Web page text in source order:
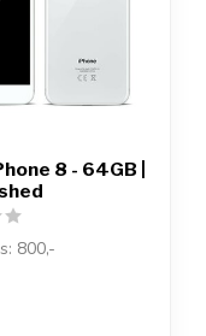
8 - 64GB |
800,-